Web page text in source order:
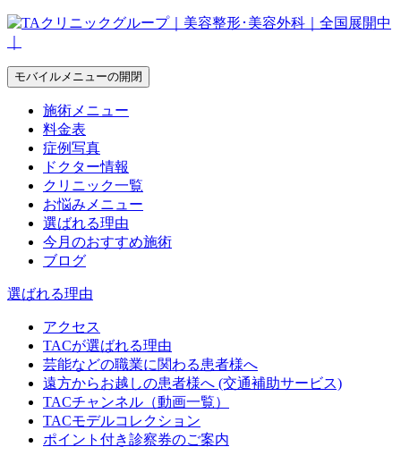
モバイルメニューの開閉
施術メニュー
料金表
症例写真
ドクター情報
クリニック一覧
お悩みメニュー
選ばれる理由
今月のおすすめ施術
ブログ
選ばれる理由
アクセス
TACが選ばれる理由
芸能などの職業に関わる患者様へ
遠方からお越しの患者様へ (交通補助サービス)
TACチャンネル（動画一覧）
TACモデルコレクション
ポイント付き診察券のご案内